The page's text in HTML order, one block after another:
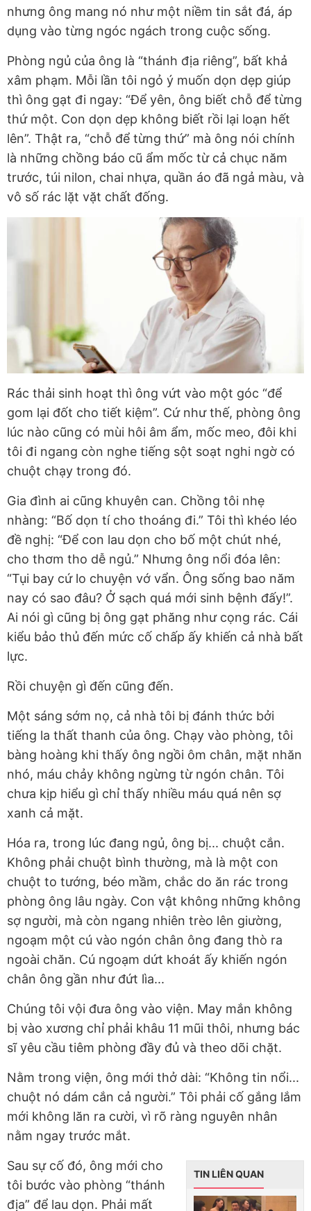
nhưng ông mang nó như một niềm tin sắt đá, áp
dụng vào từng ngóc ngách trong cuộc sống.
Phòng ngủ của ông là “thánh địa riêng”, bất khả
xâm phạm. Mỗi lần tôi ngỏ ý muốn dọn dẹp giúp
thì ông gạt đi ngay: “Để yên, ông biết chỗ để từng
thứ một. Con dọn dẹp không biết rồi lại loạn hết
lên”. Thật ra, “chỗ để từng thứ” mà ông nói chính
là những chồng báo cũ ẩm mốc từ cả chục năm
trước, túi nilon, chai nhựa, quần áo đã ngả màu, và
vô số rác lặt vặt chất đống.
Rác thải sinh hoạt thì ông vứt vào một góc “để
gom lại đốt cho tiết kiệm”. Cứ như thế, phòng ông
lúc nào cũng có mùi hôi âm ẩm, mốc meo, đôi khi
tôi đi ngang còn nghe tiếng sột soạt nghi ngờ có
chuột chạy trong đó.
Gia đình ai cũng khuyên can. Chồng tôi nhẹ
nhàng: “Bố dọn tí cho thoáng đi.” Tôi thì khéo léo
đề nghị: “Để con lau dọn cho bố một chút nhé,
cho thơm tho dễ ngủ.” Nhưng ông nổi đóa lên:
“Tụi bay cứ lo chuyện vớ vẩn. Ông sống bao năm
nay có sao đâu? Ở sạch quá mới sinh bệnh đấy!”.
Ai nói gì cũng bị ông gạt phăng như cọng rác. Cái
kiểu bảo thủ đến mức cố chấp ấy khiến cả nhà bất
lực.
Rồi chuyện gì đến cũng đến.
Một sáng sớm nọ, cả nhà tôi bị đánh thức bởi
tiếng la thất thanh của ông. Chạy vào phòng, tôi
bàng hoàng khi thấy ông ngồi ôm chân, mặt nhăn
nhó, máu chảy không ngừng từ ngón chân. Tôi
chưa kịp hiểu gì chỉ thấy nhiều máu quá nên sợ
xanh cả mặt.
Hóa ra, trong lúc đang ngủ, ông bị... chuột cắn.
Không phải chuột bình thường, mà là một con
chuột to tướng, béo mầm, chắc do ăn rác trong
phòng ông lâu ngày. Con vật không những không
sợ người, mà còn ngang nhiên trèo lên giường,
ngoạm một cú vào ngón chân ông đang thò ra
ngoài chăn. Cú ngoạm dứt khoát ấy khiến ngón
chân ông gần như đứt lìa...
Chúng tôi vội đưa ông vào viện. May mắn không
bị vào xương chỉ phải khâu 11 mũi thôi, nhưng bác
sĩ yêu cầu tiêm phòng đầy đủ và theo dõi chặt.
Nằm trong viện, ông mới thở dài: “Không tin nổi...
chuột nó dám cắn cả người.” Tôi phải cố gắng lắm
mới không lăn ra cười, vì rõ ràng nguyên nhân
nằm ngay trước mắt.
TIN LIÊN QUAN
Sau sự cố đó, ông mới cho
tôi bước vào phòng “thánh
địa” để lau dọn. Phải mất